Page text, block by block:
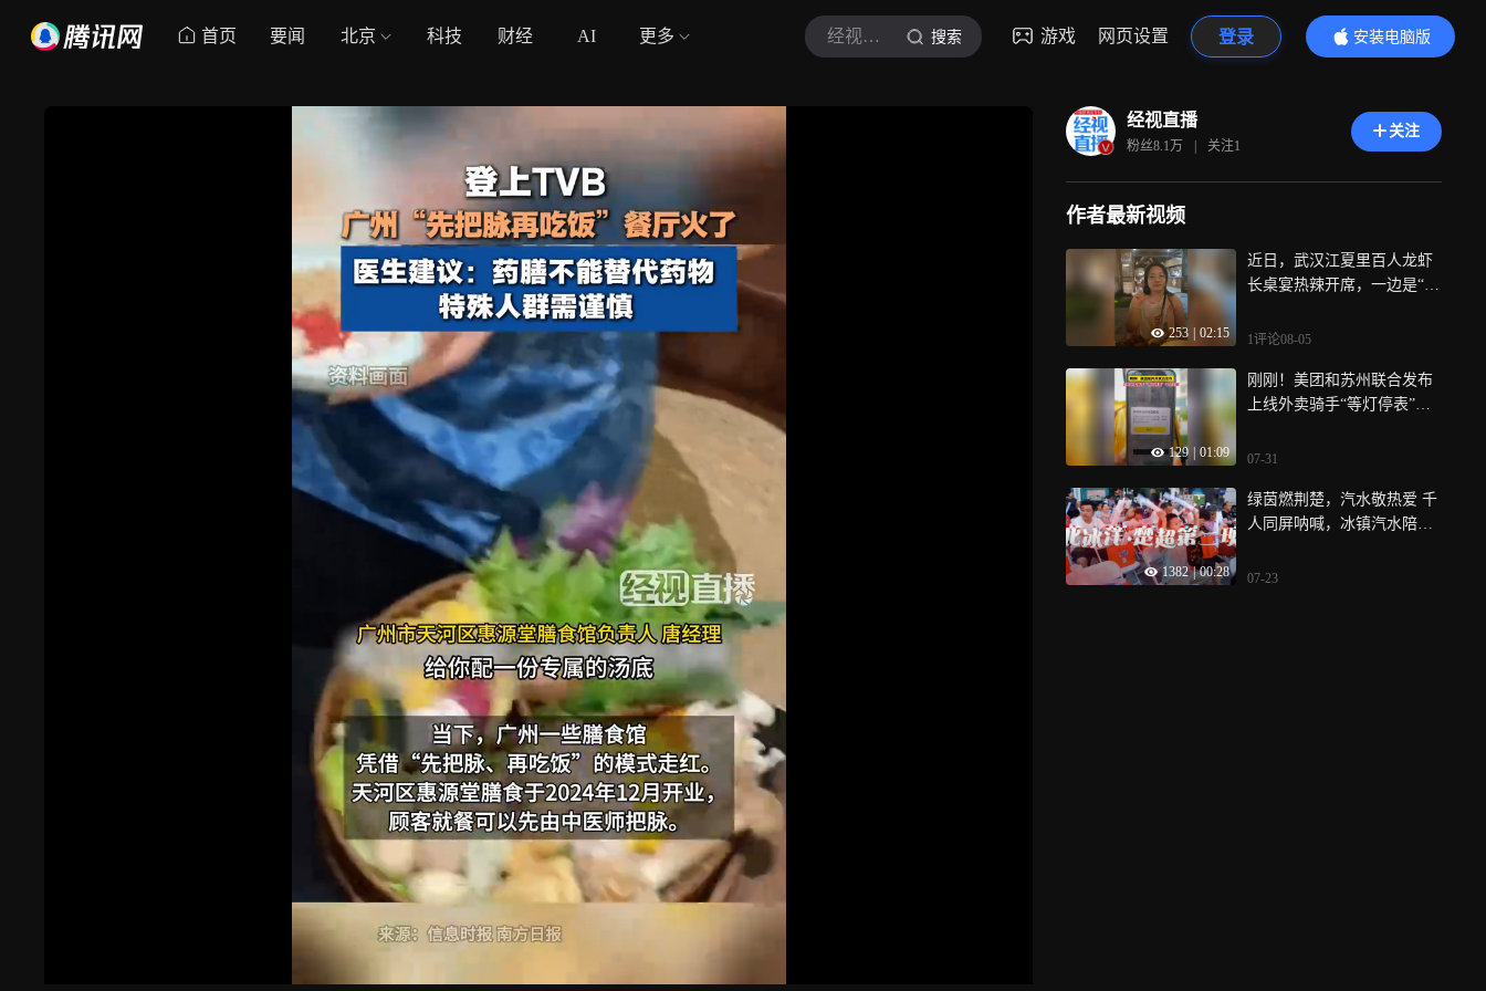
首页 要闻 北京 科技 财经 AI 更多 经视直播 搜索 游戏 网页设置 登录
安装电脑版
内容更精彩
经视直播
粉丝8.1万 | 关注1
关注
作者最新视频
253 02:15
近日，武汉江夏里百人龙虾
长桌宴热辣开席，一边是“清
是小龙虾配啤酒的夏日畅
一桌都齐了！
1评论08-05
129 01:09
刚刚！美团和苏州联合发布
上线外卖骑手“等灯停表”试
07-31
1382 | 00:28
绿茵燃荆楚，汽水敬热爱 千
人同屏呐喊，冰镇汽水陪你
07-23